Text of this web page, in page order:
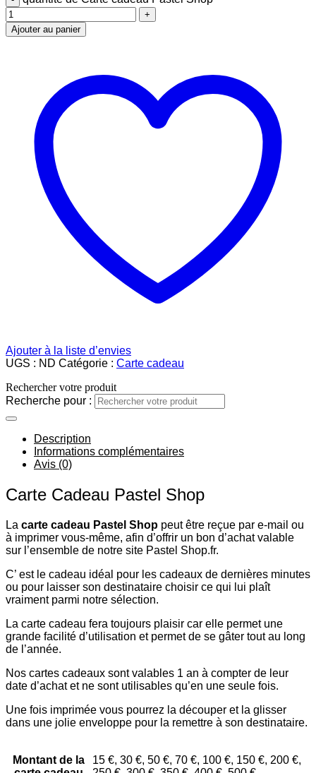
Ajouter au panier
Ajouter à la liste d’envies
UGS : ND Catégorie : Carte cadeau
Rechercher votre produit
Recherche pour :
Description
Informations complémentaires
Avis (0)
Carte Cadeau Pastel Shop
La carte cadeau Pastel Shop peut être reçue par e-mail ou
à imprimer vous-même, afin d’offrir un bon d’achat valable
sur l’ensemble de notre site Pastel Shop.fr.
C’ est le cadeau idéal pour les cadeaux de dernières minutes
ou pour laisser son destinataire choisir ce qui lui plaît
vraiment parmi notre sélection.
La carte cadeau fera toujours plaisir car elle permet une
grande facilité d’utilisation et permet de se gâter tout au long
de l’année.
Nos cartes cadeaux sont valables 1 an à compter de leur
date d’achat et ne sont utilisables qu’en une seule fois.
Une fois imprimée vous pourrez la découper et la glisser
dans une jolie enveloppe pour la remettre à son destinataire.
Montant de la
15 €, 30 €, 50 €, 70 €, 100 €, 150 €, 200 €,